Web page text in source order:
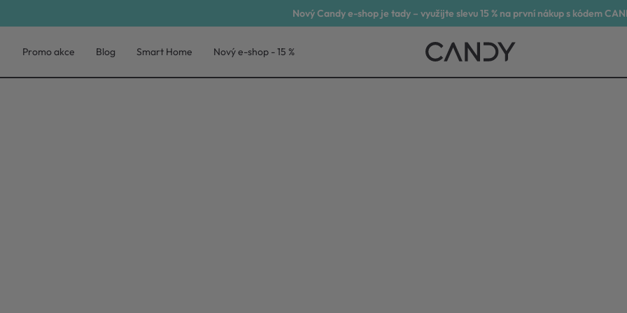
Nový Candy e-shop je tady – využijte slevu 15 % na první nákup s kódem
Promo akce Blog Smart Home Nový e-shop - 15 %